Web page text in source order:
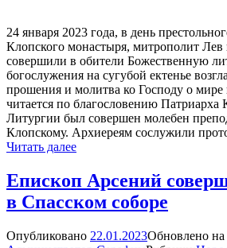
24 января 2023 года, в день
Клопского монастыря, митрополит
совершили в обители Божественную
богослужения на сугубой ектенье
прошения и молитва ко Господу о мире
читается по благословению Патриарха
Литургии был совершен молебен
Клопскому. Архиереям сослужили
Читать далееМитрополит
епископ
Арсений
Литургию
Епископ Арсений
в Спасском соборе
Опубликовано 22.01.2023Обновлено на